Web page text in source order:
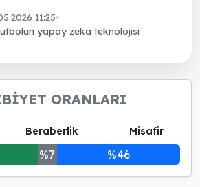
ve KARASU AZİZİYESPOR
sıkıntısı ve savunma zaafları
11:25•
yapay zeka teknolojisi
ORANLARI
Beraberlik Misafir
%7 %46